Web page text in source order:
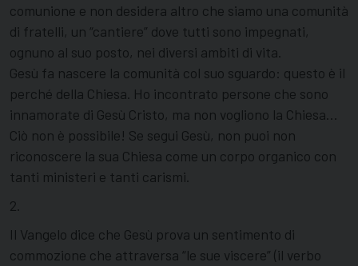
comunione e non desidera altro che siamo una comunità
di fratelli, un “cantiere” dove tutti sono impegnati,
ognuno al suo posto, nei diversi ambiti di vita.
Gesù fa nascere la comunità col suo sguardo: questo è il
perché della Chiesa. Ho incontrato persone che sono
innamorate di Gesù Cristo, ma non vogliono la Chiesa…
Ciò non è possibile! Se segui Gesù, non puoi non
riconoscere la sua Chiesa come un corpo organico con
tanti ministeri e tanti carismi.
2.
Il Vangelo dice che Gesù prova un sentimento di
commozione che attraversa “le sue viscere” (il verbo